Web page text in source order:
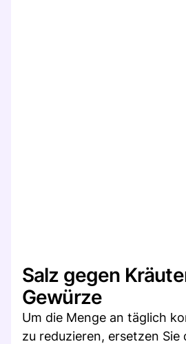
Salz gegen
Gewürze
Um die Menge an täglich
zu reduzieren, ersetzen Sie